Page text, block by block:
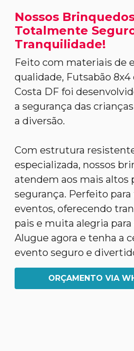
Nossos
Totalmente
Tranquilidade!
Feito com materiais de
qualidade, Futsabão
Costa DF foi
a segurança das
a diversão.
Com estrutura
especializada, nossos
atendem aos mais altos
segurança. Perfeito para
eventos, oferecendo
pais e muita alegria para
Alugue agora e tenha a
evento seguro e
ORÇAMENTO VIA